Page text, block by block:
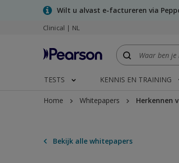
Wilt u alvast e-factureren via
Clinical | NL
TESTS KENNIS EN TRAINING
Home Whitepapers Herkennen
Bekijk alle whitepapers